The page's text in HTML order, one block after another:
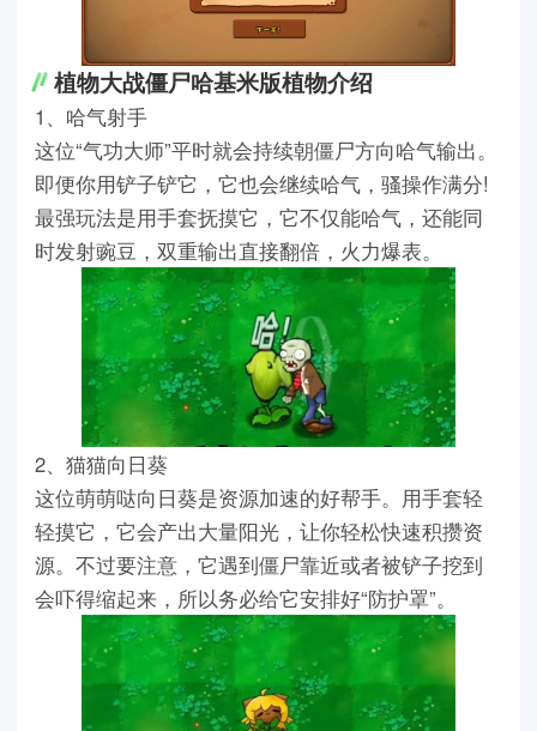
植物大战僵尸哈基米版植物介绍
1、哈气射手
这位“气功大师”平时就会持续朝僵尸方向哈气输出。
即便你用铲子铲它，它也会继续哈气，骚操作满分!
最强玩法是用手套抚摸它，它不仅能哈气，还能同
时发射豌豆，双重输出直接翻倍，火力爆表。
2、猫猫向日葵
这位萌萌哒向日葵是资源加速的好帮手。用手套轻
轻摸它，它会产出大量阳光，让你轻松快速积攒资
源。不过要注意，它遇到僵尸靠近或者被铲子挖到
会吓得缩起来，所以务必给它安排好“防护罩”。